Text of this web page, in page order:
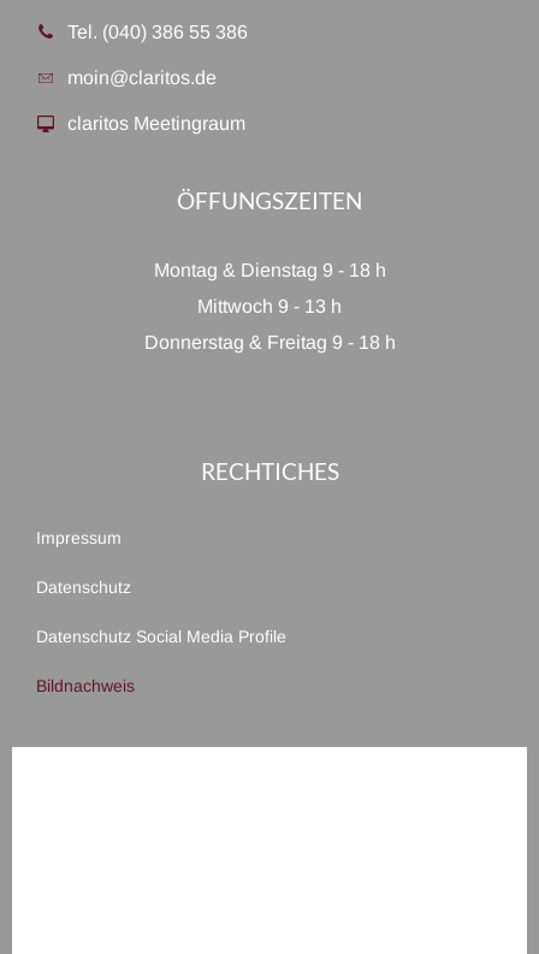
Tel. (040) 386 55 386
moin@claritos.de
claritos Meetingraum
ÖFFUNGSZEITEN
Montag & Dienstag 9 - 18 h
Mittwoch 9 - 13 h
Donnerstag & Freitag 9 - 18 h
RECHTICHES
Impressum
Datenschutz
Datenschutz Social Media Profile
Bildnachweis